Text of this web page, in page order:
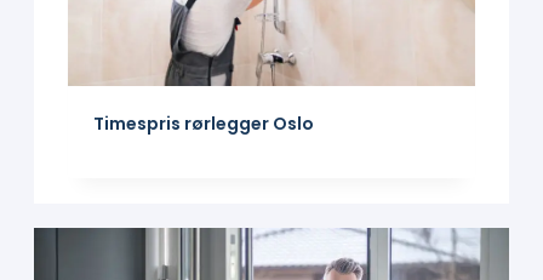
Timespris rørlegger Oslo